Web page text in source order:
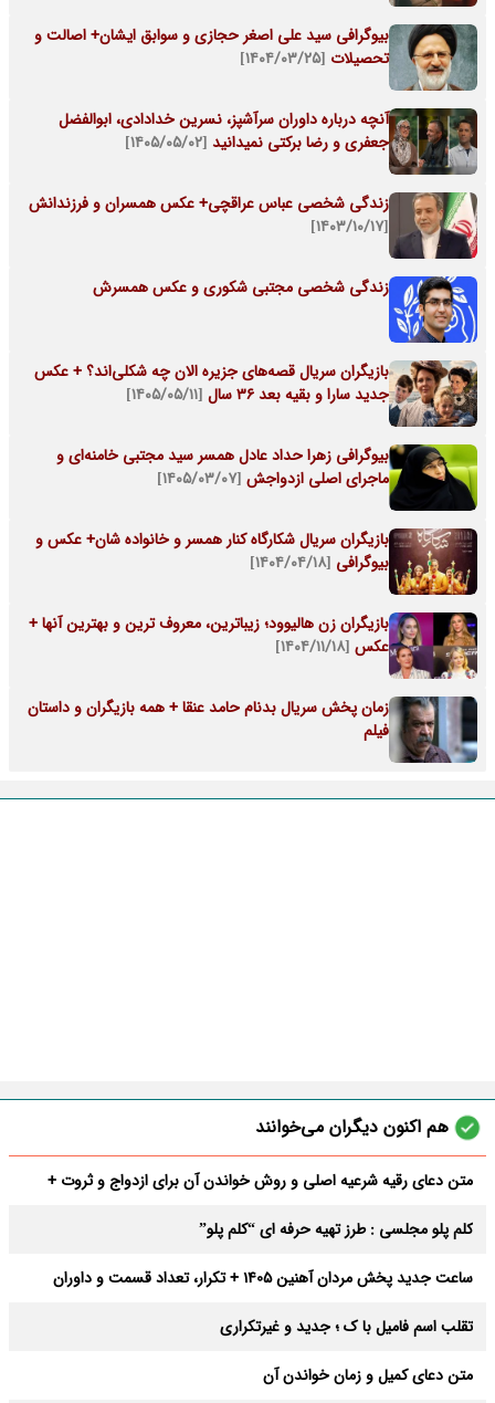
بیوگرافی سید علی اصغر حجازی و سوابق ایشان+ اصالت و
تحصیلات [۱۴۰۴/۰۳/۲۵]
آنچه درباره داوران سرآشپز، نسرین خدادادی، ابوالفضل
جعفری و رضا برکتی نمیدانید [۱۴۰۵/۰۵/۰۲]
زندگی شخصی عباس عراقچی+ عکس همسران و فرزندانش
[۱۴۰۳/۱۰/۱۷]
زندگی شخصی مجتبی شکوری و عکس همسرش
بازیگران سریال قصه‌های جزیره الان چه شکلی‌اند؟ + عکس
جدید سارا و بقیه بعد 36 سال
[۱۴۰۵/۰۵/۱۱]
بیوگرافی زهرا حداد عادل همسر سید مجتبی خامنه‌ای و
ماجرای اصلی ازدواجش [۱۴۰۵/۰۳/۰۷]
بازیگران سریال شکارگاه کنار همسر و خانواده شان+ عکس و
بیوگرافی [۱۴۰۴/۰۴/۱۸]
بازیگران زن هالیوود؛ زیباترین، معروف ترین و بهترین آنها +
عکس [۱۴۰۴/۱۱/۱۸]
زمان پخش سریال بدنام حامد عنقا + همه بازیگران و داستان
فیلم
هم اکنون دیگران می‌خوانند
متن دعای رقیه شرعیه اصلی و روش خواندن آن برای ازدواج و ثروت +
کلم پلو مجلسی : طرز تهیه حرفه ای “کلم پلو”
ساعت جدید پخش مردان آهنین 1405 + تکرار، تعداد قسمت و داوران
تقلب اسم فامیل با ک ؛ جدید و غیرتکراری
متن دعای کمیل و زمان خواندن آن